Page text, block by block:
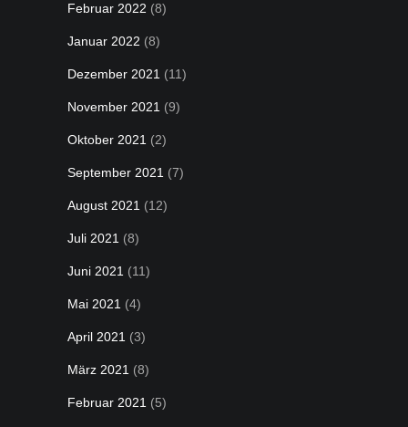
Februar 2022 (8)
Januar 2022 (8)
Dezember 2021 (11)
November 2021 (9)
Oktober 2021 (2)
September 2021 (7)
August 2021 (12)
Juli 2021 (8)
Juni 2021 (11)
Mai 2021 (4)
April 2021 (3)
März 2021 (8)
Februar 2021 (5)